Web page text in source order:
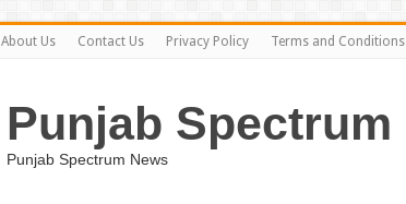
About Us Contact Us Privacy Policy Terms and Conditions
Punjab Spectrum
Punjab Spectrum News